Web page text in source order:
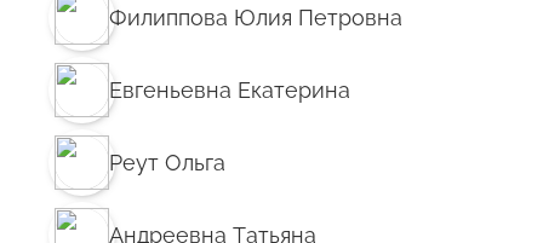
Филиппова Юлия Петровна
Евгеньевна Екатерина
Реут Ольга
Андреевна Татьяна